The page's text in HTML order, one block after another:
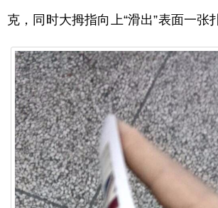
克，同时大拇指向上“滑出”表面一张